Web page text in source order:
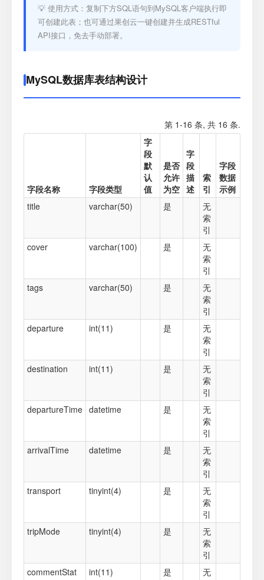
接口测试
💡 使用方式：复制下方SQL语句到MySQL客户端执行即
可创建此表；也可通过果创云一键创建并生成RESTful
API接口，免去手动部署。
MySQL数据库表结构设计
第 1-16 条, 共 16 条.
字段名称 字段类型
字
段
默
认
值
是否
允许
为空
字
段
描
述
索
引
字段
数据
示例
title
varchar(50) 是
无
索
引
cover
varchar(100) 是
无
索
引
tags
varchar(50) 是
无
索
引
departure
int(11) 是
无
索
引
destination
int(11) 是
无
索
引
departureTime datetime 是
无
索
引
arrivalTime
datetime 是
无
索
引
transport
tinyint(4) 是
无
索
引
tripMode
tinyint(4) 是
无
索
引
commentStat
int(11) 是
无